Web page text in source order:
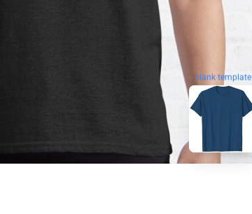
blank template